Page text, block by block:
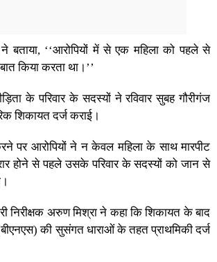
बताया, ‘‘आरोपियों में से एक महिला को पहले से
किया करता था।’’
के परिवार के सदस्यों ने रविवार सुबह गौरीगंज
शिकायत दर्ज कराई।
पर आरोपियों ने न केवल महिला के साथ मारपीट
होने से पहले उसके परिवार के सदस्यों को जान से
निरीक्षक अरुण मिश्रा ने कहा कि शिकायत के बाद
(बीएनएस) की सुसंगत धाराओं के तहत प्राथमिकी दर्ज